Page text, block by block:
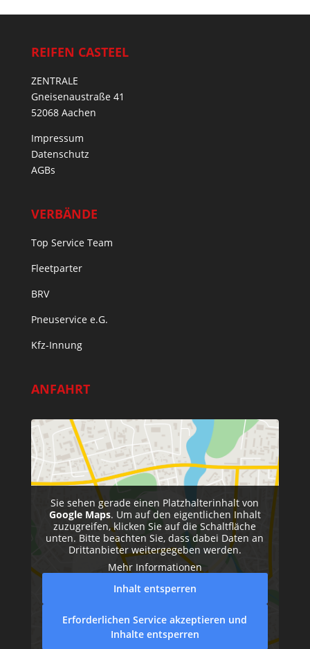
REIFEN CASTEEL
ZENTRALE
Gneisenaustraße 41
52068 Aachen
Impressum
Datenschutz
AGBs
VERBÄNDE
Top Service Team
Fleetparter
BRV
Pneuservice e.G.
Kfz-Innung
ANFAHRT
Sie sehen gerade einen Platzhalterinhalt von
Google Maps. Um auf den eigentlichen Inhalt
zuzugreifen, klicken Sie auf die Schaltfläche
unten. Bitte beachten Sie, dass dabei Daten an
Drittanbieter weitergegeben werden.
Mehr Informationen
Inhalt entsperren
Erforderlichen Service akzeptieren und
Inhalte entsperren